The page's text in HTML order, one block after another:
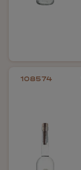
108574